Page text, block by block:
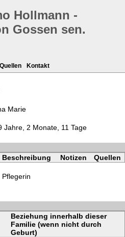
Hollmann -
Gossen sen.
Quellen Kontakt
Marie
Jahre, 2 Monate, 11 Tage
Beschreibung Notizen
Quellen
Pflegerin
Beziehung innerhalb dieser
Familie (wenn nicht durch
Geburt)